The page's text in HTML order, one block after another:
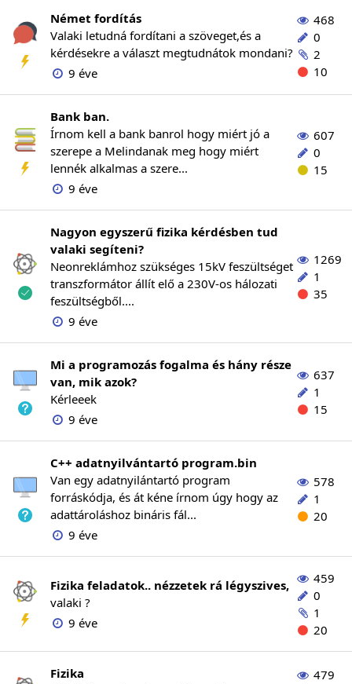
Német fordítás
Valaki letudná fordítani a szöveget,és a
kérdésekre a választ megtudnátok mondani?
9 éve
468
0
2
10
Bank ban.
Írnom kell a bank banrol hogy miért jó a
szerepe a Melindanak meg hogy miért
lennék alkalmas a szere...
9 éve
607
0
15
Nagyon egyszerű fizika kérdésben tud
valaki segíteni?
Neonreklámhoz szükséges 15kV feszültséget
transzformátor állít elő a 230V-os hálozati
feszültségből....
9 éve
1269
1
35
Mi a programozás fogalma és hány része
van, mik azok?
Kérleeek
9 éve
637
1
15
C++ adatnyilvántartó program.bin
Van egy adatnyilántartó program
forráskódja, és át kéne írnom úgy hogy az
adattároláshoz bináris fál...
9 éve
578
1
20
Fizika feladatok.. nézzetek rá légyszives,
valaki ?
9 éve
459
0
1
20
Fizika
479